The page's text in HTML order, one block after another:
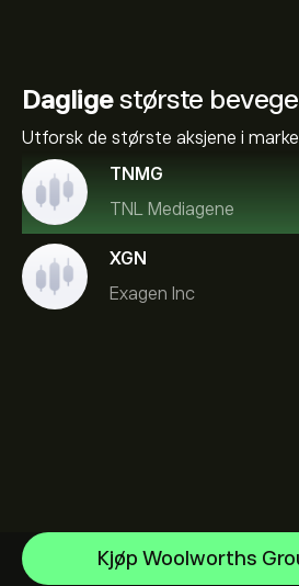
Dagligestørste
Utforsk de største aksjene i
TNMG
TNL Mediagene
XGN
Exagen Inc
Kjøp Woolworths
Sandisk Corp/DE